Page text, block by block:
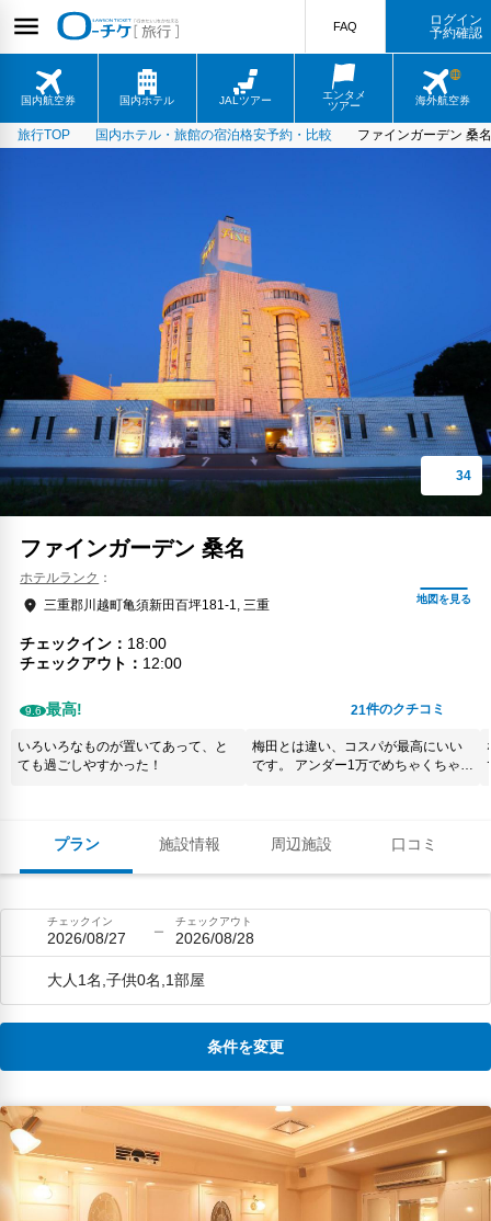
国内航空券 国内ホテル JALツアー
エンタメ
ツアー
海外航空券
FAQ
ログイン
予約確認
旅行TOP 国内ホテル・旅館の宿泊格安予約・比較 ファインガーデン 桑名
プラン 施設情報 周辺施設 口コミ
ファインガーデン 桑名
ホテルランク
三重郡川越町亀須新田百坪181-1, 三重
チェックイン
18:00
チェックアウト
12:00
9.6 最高! 21件のクチコミ
いろいろなものが置いてあって、と
ても過ごしやすかった！
梅田とは違い、コスパが最高にいい
です。 アンダー1万でめちゃくちゃい
チェックイン
2026/08/27
チェックアウト
2026/08/28
大人1名,子供0名,1部屋
条件を変更